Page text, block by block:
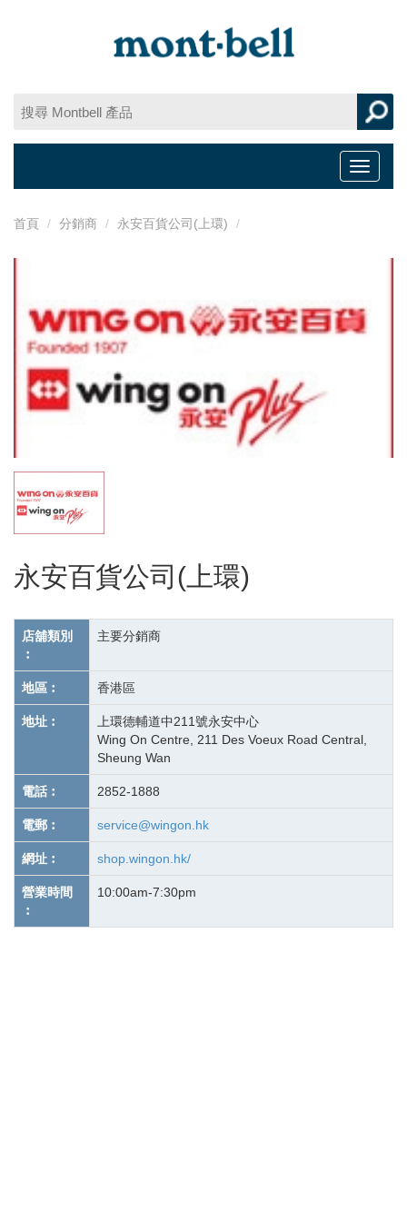
Toggle
首頁 分銷商 永安百貨公司(上環)
永安百貨公司(上環)
店舖類別
︰
主要分銷商
地區︰ 香港區
地址︰
上環德輔道中211號永安中心
Wing On Centre, 211 Des Voeux Road Central,
Sheung Wan
電話︰ 2852-1888
電郵︰ service@wingon.hk
網址︰ shop.wingon.hk/
營業時間
︰
10:00am-7:30pm